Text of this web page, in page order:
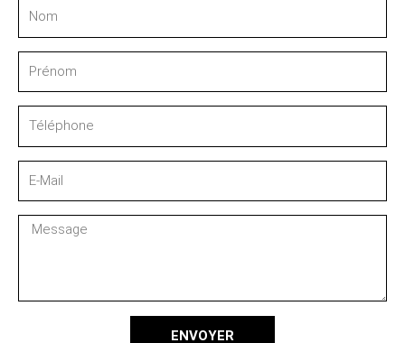
Mail
Message
ENVOYER